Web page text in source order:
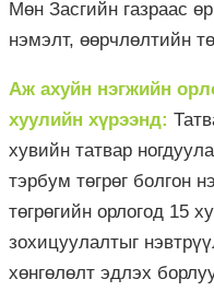
Мөн Засгийн газраас
нэмэлт, өөрчлөлтийн
Аж ахуйн нэгжийн
хуулийн хүрээнд:
хувийн татвар
тэрбум төгрөг болгон
төгрөгийн орлогод 15
зохицуулалтыг
хөнгөлөлт эдлэх